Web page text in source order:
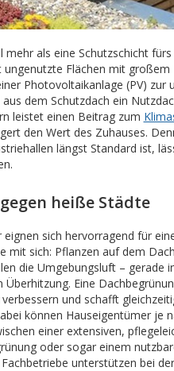
mehr als eine Schutzschicht
Flächen mit großem
Photovoltaikanlage (PV) zur
dem Schutzdach ein
leistet einen Beitrag zum
den Wert des Zuhauses.
längst Standard ist,
heiße Städte
eignen sich hervorragend für
mit sich: Pflanzen auf dem
die Umgebungsluft – gerade
Eine
und schafft
können Hauseigentümer je
einer extensiven,
oder sogar einem
unterstützen bei